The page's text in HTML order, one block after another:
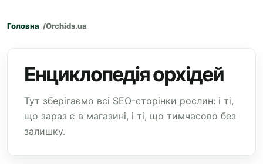
Головна Orchids.ua
Енциклопедія орхідей
Тут зберігаємо всі SEO-сторінки рослин: і ті,
що зараз є в магазині, і ті, що тимчасово без
залишку.